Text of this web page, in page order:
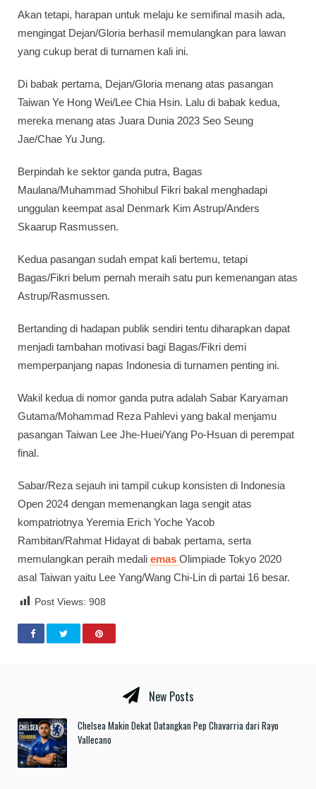
Akan tetapi, harapan untuk melaju ke semifinal masih ada,
mengingat Dejan/Gloria berhasil memulangkan para lawan
yang cukup berat di turnamen kali ini.
Di babak pertama, Dejan/Gloria menang atas pasangan
Taiwan Ye Hong Wei/Lee Chia Hsin. Lalu di babak kedua,
mereka menang atas Juara Dunia 2023 Seo Seung
Jae/Chae Yu Jung.
Berpindah ke sektor ganda putra, Bagas
Maulana/Muhammad Shohibul Fikri bakal menghadapi
unggulan keempat asal Denmark Kim Astrup/Anders
Skaarup Rasmussen.
Kedua pasangan sudah empat kali bertemu, tetapi
Bagas/Fikri belum pernah meraih satu pun kemenangan atas
Astrup/Rasmussen.
Bertanding di hadapan publik sendiri tentu diharapkan dapat
menjadi tambahan motivasi bagi Bagas/Fikri demi
memperpanjang napas Indonesia di turnamen penting ini.
Wakil kedua di nomor ganda putra adalah Sabar Karyaman
Gutama/Mohammad Reza Pahlevi yang bakal menjamu
pasangan Taiwan Lee Jhe-Huei/Yang Po-Hsuan di perempat
final.
Sabar/Reza sejauh ini tampil cukup konsisten di Indonesia
Open 2024 dengan memenangkan laga sengit atas
kompatriotnya Yeremia Erich Yoche Yacob
Rambitan/Rahmat Hidayat di babak pertama, serta
memulangkan peraih medali emas Olimpiade Tokyo 2020
asal Taiwan yaitu Lee Yang/Wang Chi-Lin di partai 16 besar.
Post Views: 908
New Posts
Chelsea Makin Dekat Datangkan Pep Chavarria dari Rayo
Vallecano